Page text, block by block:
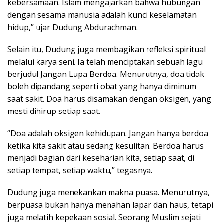
kebersamaan. Islam mengajarkan bahwa hubungan
dengan sesama manusia adalah kunci keselamatan
hidup,” ujar Dudung Abdurachman.
Selain itu, Dudung juga membagikan refleksi spiritual
melalui karya seni. Ia telah menciptakan sebuah lagu
berjudul Jangan Lupa Berdoa. Menurutnya, doa tidak
boleh dipandang seperti obat yang hanya diminum
saat sakit. Doa harus disamakan dengan oksigen, yang
mesti dihirup setiap saat.
“Doa adalah oksigen kehidupan. Jangan hanya berdoa
ketika kita sakit atau sedang kesulitan. Berdoa harus
menjadi bagian dari keseharian kita, setiap saat, di
setiap tempat, setiap waktu,” tegasnya.
Dudung juga menekankan makna puasa. Menurutnya,
berpuasa bukan hanya menahan lapar dan haus, tetapi
juga melatih kepekaan sosial. Seorang Muslim sejati